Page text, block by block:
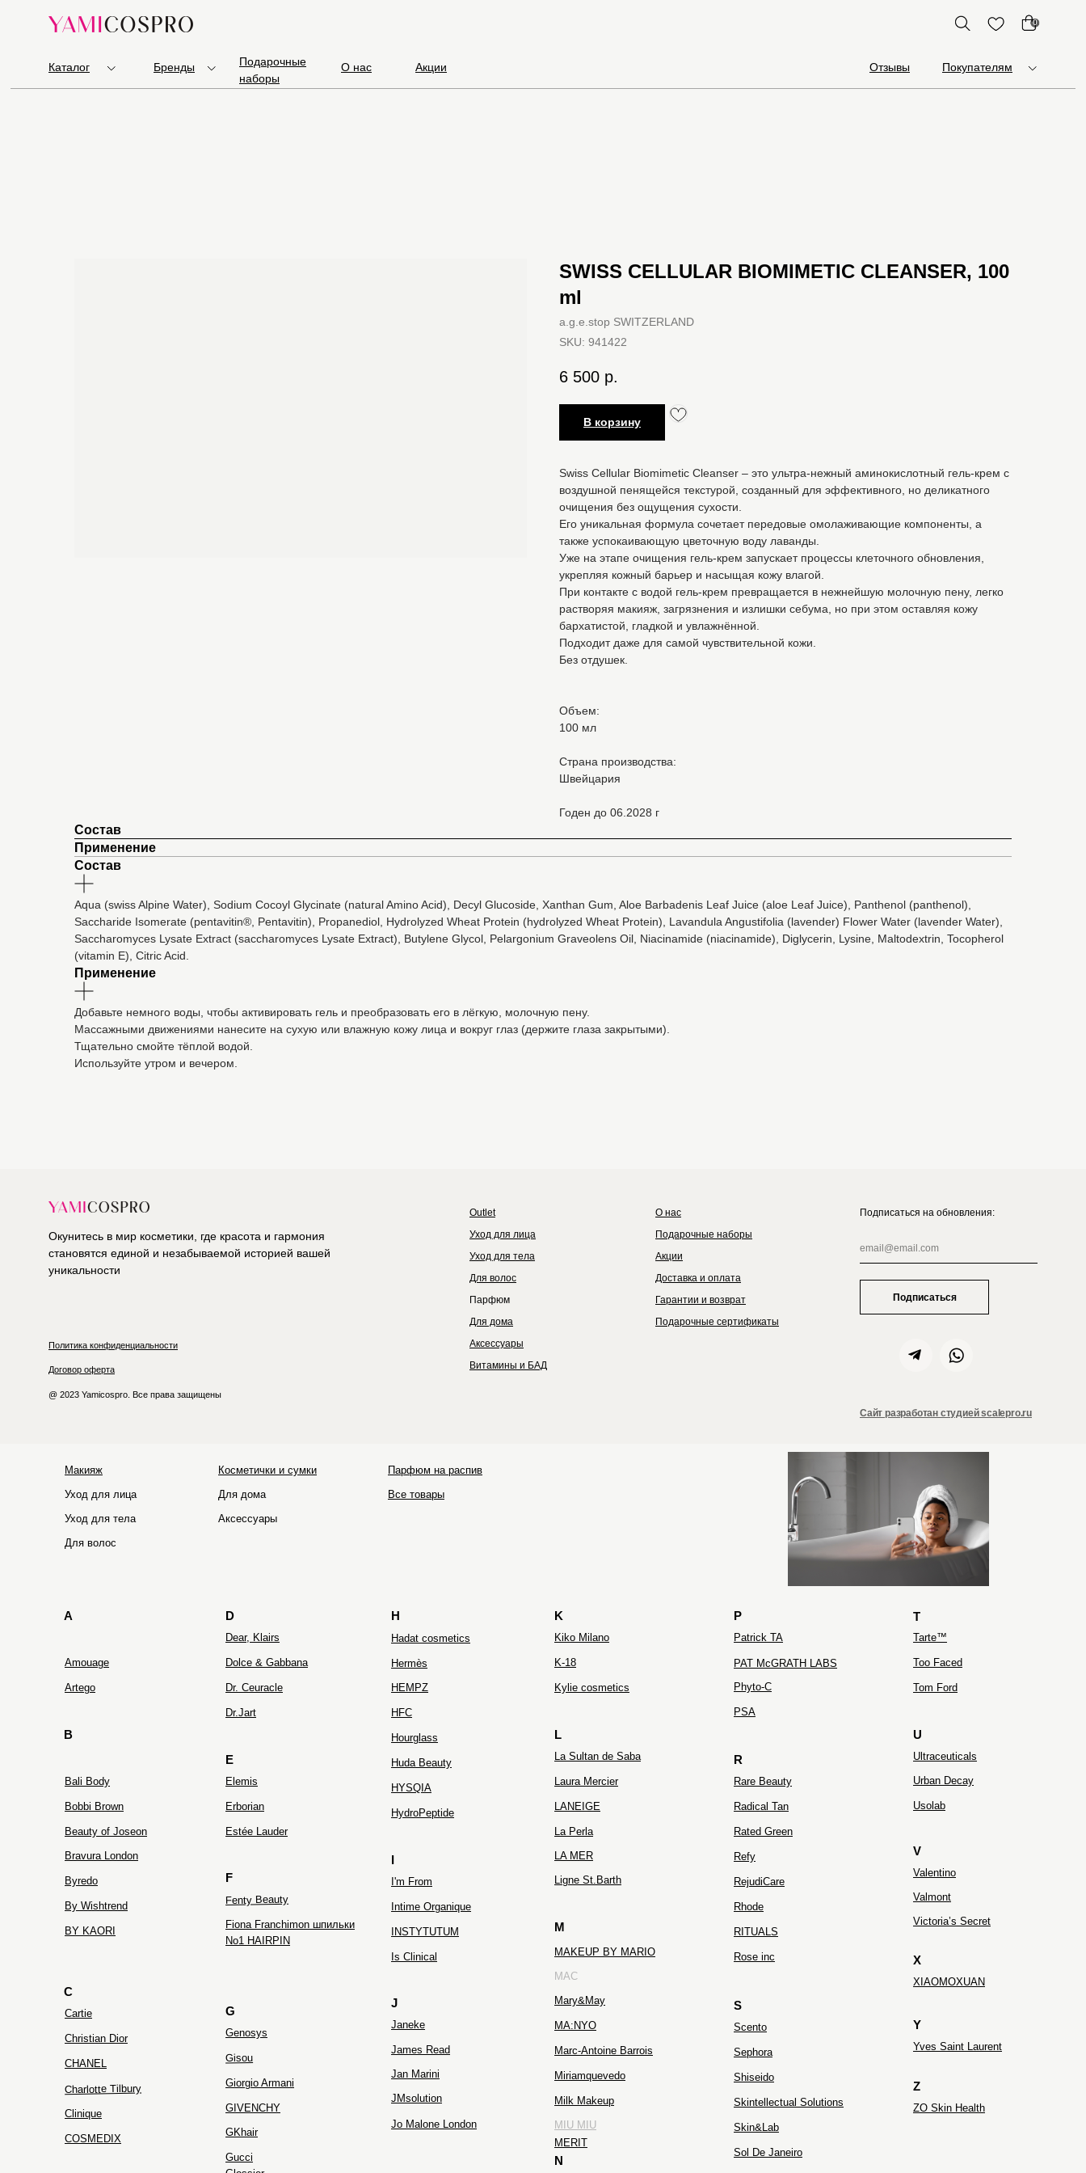
Подарочные
наборы
О нас Акции Отзывы Покупателям
0
Каталог Бренды
SWISS CELLULAR BIOMIMETIC CLEANSER, 100
ml
a.g.e.stop SWITZERLAND
SKU: 941422
6 500 р.
В корзину
Swiss Cellular Biomimetic Cleanser – это ультра-нежный аминокислотный гель-крем с
воздушной пенящейся текстурой, созданный для эффективного, но деликатного
очищения без ощущения сухости.
Его уникальная формула сочетает передовые омолаживающие компоненты, а
также успокаивающую цветочную воду лаванды.
Уже на этапе очищения гель-крем запускает процессы клеточного обновления,
укрепляя кожный барьер и насыщая кожу влагой.
При контакте с водой гель-крем превращается в нежнейшую молочную пену, легко
растворяя макияж, загрязнения и излишки себума, но при этом оставляя кожу
бархатистой, гладкой и увлажнённой.
Подходит даже для самой чувствительной кожи.
Без отдушек.
Объем:
100 мл
Страна производства:
Швейцария
Годен до 06.2028 г
Состав
Применение
Состав
Aqua (swiss Alpine Water), Sodium Cocoyl Glycinate (natural Amino Acid), Decyl Glucoside, Xanthan Gum, Aloe Barbadenis Leaf Juice (aloe Leaf Juice), Panthenol (panthenol),
Saccharide Isomerate (pentavitin®, Pentavitin), Propanediol, Hydrolyzed Wheat Protein (hydrolyzed Wheat Protein), Lavandula Angustifolia (lavender) Flower Water (lavender Water),
Saccharomyces Lysate Extract (saccharomyces Lysate Extract), Butylene Glycol, Pelargonium Graveolens Oil, Niacinamide (niacinamide), Diglycerin, Lysine, Maltodextrin, Tocopherol
(vitamin E), Citric Acid.
Применение
Добавьте немного воды, чтобы активировать гель и преобразовать его в лёгкую, молочную пену.
Массажными движениями нанесите на сухую или влажную кожу лица и вокруг глаз (держите глаза закрытыми).
Тщательно смойте тёплой водой.
Используйте утром и вечером.
Outlet
Окунитесь в мир косметики, где красота и гармония
становятся единой и незабываемой историей вашей
уникальности
Политика конфиденциальности
Договор оферта
@ 2023 Yamicospro. Все права защищены
Уход для лица
Уход для тела
Для волос
Парфюм
Для дома
Аксессуары
Сайт разработан студией scalepro.ru
Витамины и БАД
О нас
Подарочные наборы
Акции
Доставка и оплата
Гарантии и возврат
Подарочные сертификаты
Подписаться на обновления:
Подписаться
Макияж
Уход для лица
Уход для тела
Для волос
Косметички и сумки
Для дома
Аксессуары
Парфюм на распив
Все товары
Genosys
Ligne St.Barth
Dr. Ceuracle
Elemis Urban Decay
Estée Lauder
Ultraceuticals
Gucci
Too Faced
Valentino
Usolab
Jan Marini
HYSQIA
Yves Saint Laurent
ZIELINSKI&ROZEN
COSMEDIX
MA:NYO
Tarte™
Sol De Janeiro
Tom Ford
Shiseido
Rose inc
Kiko Milano
Rare Beauty
BY KAORI
Radical Tan
JMsolution
Phyto-C
Fiona Franchimon шпильки
No1 HAIRPIN
Intime Organique
INSTYTUTUM
Mary&May
Huda Beauty
Fenty Beauty
Erborian
Dr.Jart
K-18
Gisou
Dolce & Gabbana
PSA
Rated Green
Skintellectual Solutions
Miriamquevedo
Hourglass
Laura Mercier
Hadat cosmetics
RejudiCare
James Read
Is Clinical
La Sultan de Saba
XIAOMOXUAN
Valmont
LANEIGE
Christian Dior
Charlotte Tilbury
CHANEL
Bali Body
HydroPeptide
Hermès
Artego
MERIT
GKhair
HOLIFROG
Kylie cosmetics
Janeke
Cartie
By Wishtrend
Byredo
Bravura London
Bobbi Brown
Amouage
Dear, Klairs
Clinique
Giorgio Armani
HFC
I'm From
La Perla
Marc-Antoine Barrois
Milk Makeup
Refy
Rhode
Scento
Sephora
Skin&Lab
Jo Malone London
ZO Skin Health
RITUALS
Patrick TA
A
B
C
D
E
F
G
H
I
J
K
L
M
N
P
S
R
T
U
V
X
Y
Z
HEMPZ
Victoria’s Secret
MAKEUP BY MARIO
Beauty of Joseon
GIVENCHY
LA MER
MAC
MIU MIU
PAT McGRATH LABS
Ultraceuticals